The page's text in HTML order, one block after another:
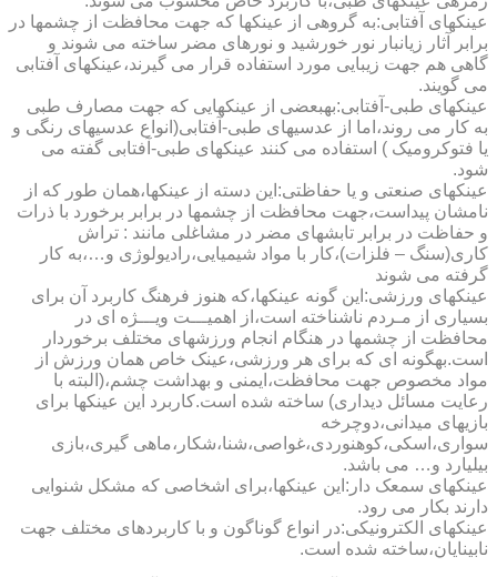
عینکهای آفتابی:به گروهی از عینکها که جهت محافظت از چشمها در
برابر آثار زیانبار نور خورشید و نورهای مضر ساخته می شوند و
گاهی هم جهت زیبایی مورد استفاده قرار می گیرند،عینکهای آفتابی
می گویند.
عینکهای طبی-آفتابی:به­بعضی از عینکهایی که جهت مصارف طبی
به کار می روند،اما از عدسیهای طبی-آفتابی(انواع عدسیهای رنگی و
یا فتوکرومیک ) استفاده می کنند عینکهای طبی-آفتابی گفته می
شود.
عینکهای صنعتی و یا حفاظتی:این دسته از عینکها،همان طور که از
نامشان پیداست،جهت محافظت از چشمها در برابر برخورد با ذرات
و حفاظت در برابر تابشهای مضر در مشاغلی مانند : تراش
کاری(سنگ – فلزات)،کار با مواد شیمیایی،رادیولوژی و…،به کار
گرفته می شوند
عینکهای ورزشی:این گونه عینکها،که هنوز فرهنگ کاربرد آن برای
بسیاری از مـردم ناشناخته است،از اهمیـــت ویـــژه ای در
محافظت از چشمها در هنگام انجام ورزشهای مختلف برخوردار
است.به­گونه ای که برای هر ورزشی،عینک خاص همان ورزش از
مواد مخصوص جهت محافظت،ایمنی و بهداشت چشم،(البته با
رعایت مسائل دیداری) ساخته شده است.کاربرد این عینکها برای
بازیهای میدانی،دوچرخه
سواری،اسکی،کوهنوردی،غواصی،شنا،شکار،ماهی گیری،بازی
بیلیارد و… می باشد.
عینکهای سمعک دار:این عینکها،برای اشخاصی که مشکل شنوایی
دارند بکار می رود.
عینکهای الکترونیکی:در انواع گوناگون و با کاربردهای مختلف جهت
نابینایان،ساخته شده است.